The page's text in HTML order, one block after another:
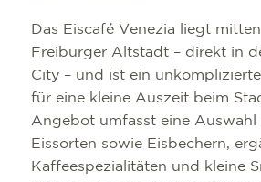
Das Eiscafé Venezia liegt
Freiburger Altstadt – direkt in
City – und ist ein
für eine kleine Auszeit beim
Angebot umfasst eine Auswahl
Eissorten sowie Eisbechern,
Kaffeespezialitäten und kleine